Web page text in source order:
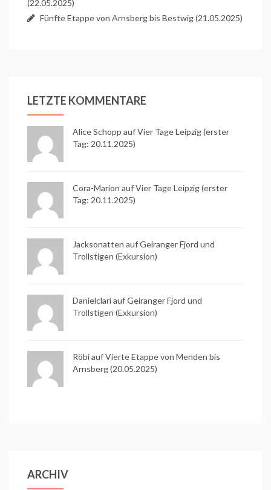
(22.05.2025)
Fünfte Etappe von Arnsberg bis Bestwig (21.05.2025)
LETZTE KOMMENTARE
Alice Schopp aufVier Tage Leipzig (erster
Tag: 20.11.2025)
Cora-Marion aufVier Tage Leipzig (erster
Tag: 20.11.2025)
Jacksonatten aufGeiranger Fjord und
Trollstigen (Exkursion)
Danielclari aufGeiranger Fjord und
Trollstigen (Exkursion)
Röbi aufVierte Etappe von Menden bis
Arnsberg (20.05.2025)
ARCHIV